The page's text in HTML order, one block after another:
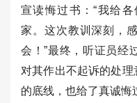
宣读悔过书：“我给
家。这次教训深刻，
会！”最终，听证员经
对其作出不起诉的处
的底线，也给了真诚悔